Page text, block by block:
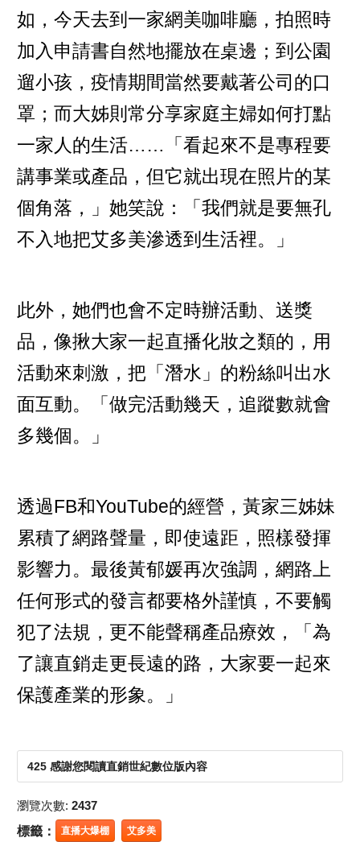
如，今天去到一家網美咖啡廳，拍照時
加入申請書自然地擺放在桌邊；到公園
遛小孩，疫情期間當然要戴著公司的口
罩；而大姊則常分享家庭主婦如何打點
一家人的生活……「看起來不是專程要
講事業或產品，但它就出現在照片的某
個角落，」她笑說：「我們就是要無孔
不入地把艾多美滲透到生活裡。」
此外，她們也會不定時辦活動、送獎
品，像揪大家一起直播化妝之類的，用
活動來刺激，把「潛水」的粉絲叫出水
面互動。「做完活動幾天，追蹤數就會
多幾個。」
透過FB和YouTube的經營，黃家三姊妹
累積了網路聲量，即使遠距，照樣發揮
影響力。最後黃郁媛再次強調，網路上
任何形式的發言都要格外謹慎，不要觸
犯了法規，更不能聲稱產品療效，「為
了讓直銷走更長遠的路，大家要一起來
保護產業的形象。」
425 感謝您閱讀直銷世紀數位版內容
瀏覽次數: 2437
標籤： 直播大爆棚 艾多美